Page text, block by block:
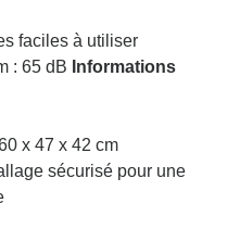
faciles à utiliser
: 65 dB Informations
x 47 x 42 cm
sécurisé pour une